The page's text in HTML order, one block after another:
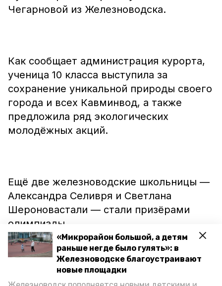
«Микрорайон большой, а детям
раньше негде было гулять»: в
Железноводске благоустраивают
новые площадки
Чегарновой из Железноводска.
Как сообщает администрация курорта,
ученица 10 класса выступила за
сохранение уникальной природы своего
города и всех Кавминвод, а также
предложила ряд экологических
молодёжных акций.
Ещё две железноводские школьницы —
Александра Селивря и Светлана
Шероновастали — стали призёрами
олимпиады.
Между тем сельхозпроект ещё одной